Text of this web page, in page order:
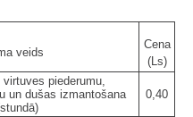
veids
Cena
(Ls)
piederumu,
un dušas izmantošana
0,40